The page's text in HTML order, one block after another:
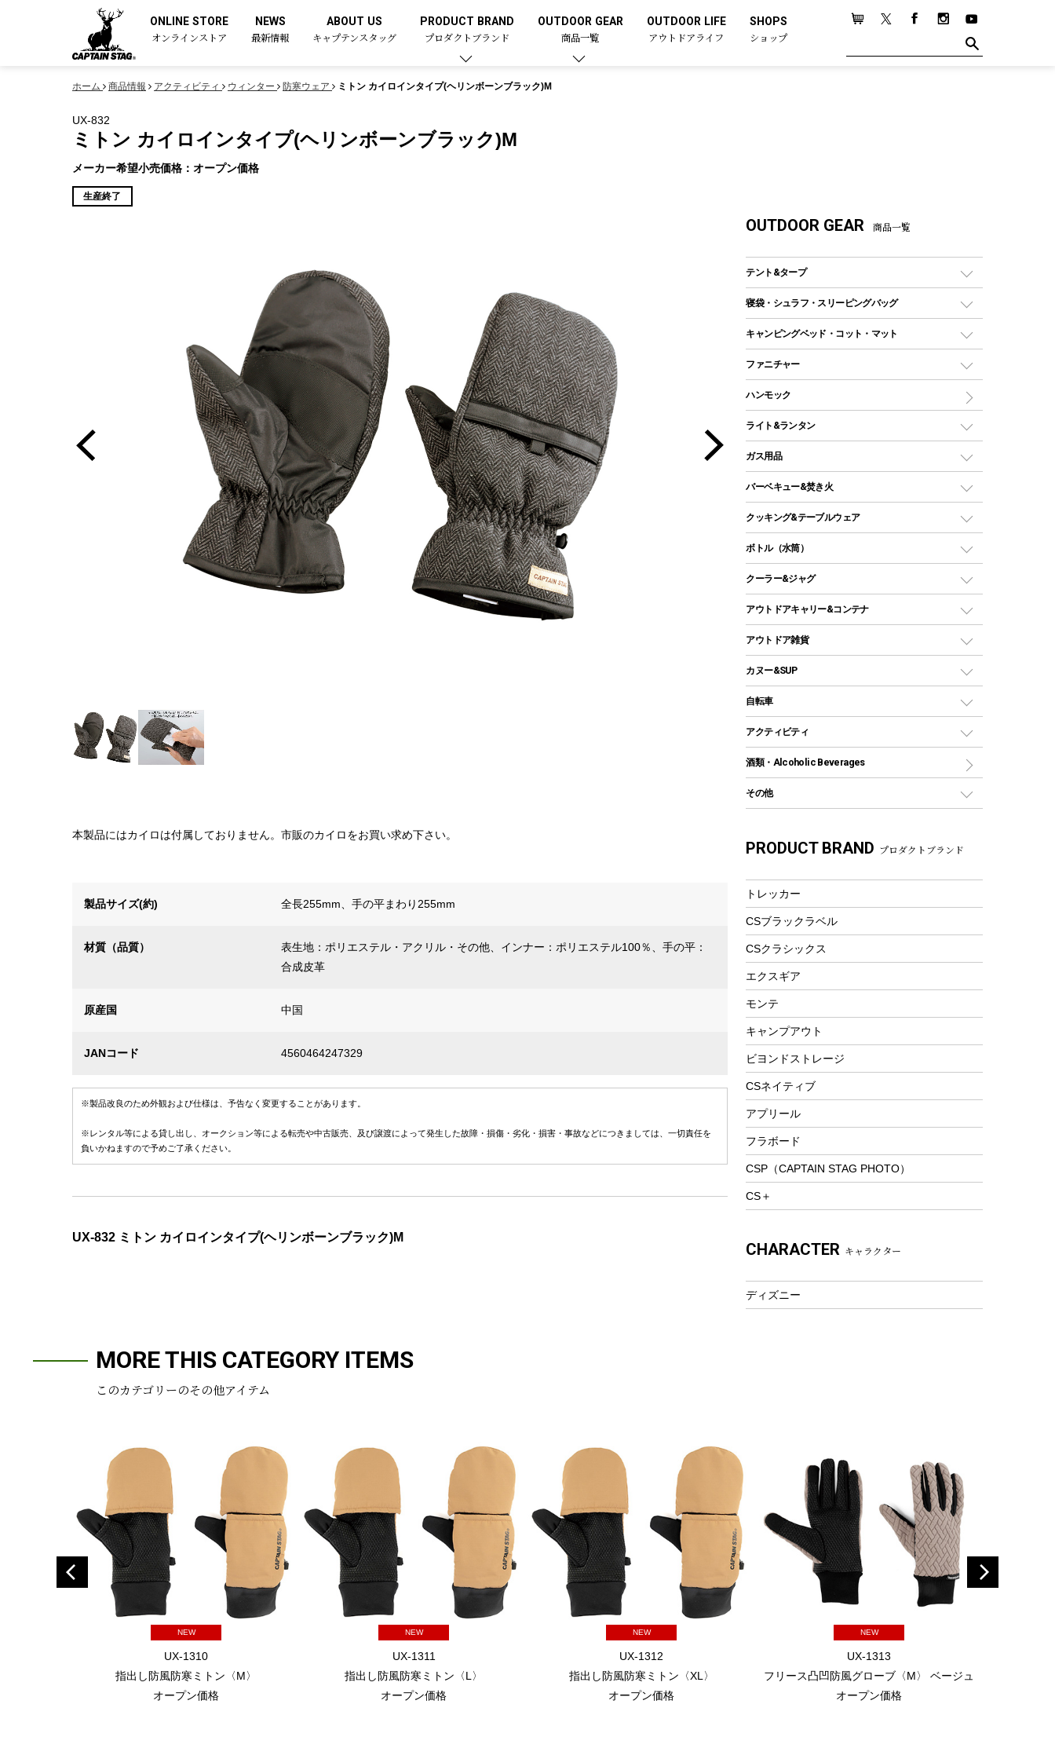
ONLINE STORE
オンラインストア
NEWS
最新情報
ABOUT US
キャプテンスタッグ
PRODUCT BRAND
プロダクトブランド
OUTDOOR GEAR
商品一覧
OUTDOOR LIFE
アウトドアライフ
SHOPS
ショップ
ホーム 商品情報 アクティビティ ウィンター 防寒ウェア ミトン カイロインタイプ(ヘリンボーンブラック)M
UX-832
ミトン カイロインタイプ(ヘリンボーンブラック)M
メーカー希望小売価格：オープン価格
生産終了
本製品にはカイロは付属しておりません。市販のカイロをお買い求め下さい。
製品サイズ(約) 全長255mm、手の平まわり255mm
材質（品質）
表生地：ポリエステル・アクリル・その他、インナー：ポリエステル100％、手の平：
合成皮革
原産国 中国
JANコード 4560464247329
※製品改良のため外観および仕様は、予告なく変更することがあります。
※レンタル等による貸し出し、オークション等による転売や中古販売、及び譲渡によって発生した故障・損傷・劣化・損害・事故などにつきましては、一切責任を
負いかねますので予めご了承ください。
UX-832 ミトン カイロインタイプ(ヘリンボーンブラック)M
OUTDOOR GEAR 商品一覧
テント&タープ
テント
ツールームテント
ワンポールテント
シェルターテント
ソロテント
ロッジ型・オリジナルテント
タープ
スクエアタープ（レクタタープ）
メッシュタープ
自立式タープ
パラソル
テントアクセサリー
ペグ
ポール
グランドシート
ツール
寝袋・シュラフ・スリーピングバッグ
レクタングラー型（封筒型）シュラフ
インナーシュラフ
キャンピングベッド・コット・マット
キャンピングベッド・コット
インフレータブルマット
ファニチャー
アウトドアテーブル
レジャーシート
ハンモック
ライト&ランタン
LEDランタン
ガスランタン
オイルランタン
LEDライト
ヘッドライト
キャンドル
ガス用品
ガスバーナー
ガス缶
ガストーチ、ライター
バーベキュー&焚き火
バーベキューコンロ、グリル
焚き火台タイプ（ロースタイル）グリル
卓上タイプグリル
パーティータイプグリル
ソロキャンプ用グリル
鉄板、アミ
焚き火台&ストーブ
火起こし
バーベキューツール
燃料・着火剤・炭
クッキング&テーブルウェア
ダッチオーブン
ホットサンドメーカー
クッカーセット
シェラカップ
クッキングツール
ナイフ
カトラリー
マグカップ、カップ
フードボトル
コーヒー&ミル
トレー
ランチョンマット
ランチボックス
ピクニックセット
ボトル（水筒）
ステンレスボトル
コップ付きタイプ
ワンタッチタイプ
プラスチックボトル
ディズニーボトル
クーラー&ジャグ
クーラーボックス
クーラーバッグ
ウォータージャグ
保冷剤
アウトドアキャリー&コンテナ
アウトドアキャリー
アウトドア雑貨
バックパック&バッグ
リュック、バックパック
トートバッグ、サコッシュ
ショッピングキャリー
その他アウトドア雑貨
レイン
ツール、他
カヌー&SUP
インフレータブル
カヤック
パドル
ヘルメット
アクセサリー
自転車
折りたたみ自転車
スポーツサイクル
シティサイクル
自転車用アクセサリー
自転車ウェア
アクティビティ
マリン
ラッシュガード
テント
フローティングベスト
ヘルメット
エアーポンプ
ウィンター
防寒ウェア
ツール&アクセサリー
トレッキング
トレッキングステッキ
プレイグッズ
ウェルネス
フィットネス
アクセサリー
酒類・Alcoholic Beverages
その他
湯たんぽ
PRODUCT BRAND プロダクトブランド
トレッカー
CSブラックラベル
CSクラシックス
エクスギア
モンテ
キャンプアウト
ビヨンドストレージ
CSネイティブ
アプリール
フラボード
CSP（CAPTAIN STAG PHOTO）
CS＋
CHARACTER キャラクター
ディズニー
MORE THIS CATEGORY ITEMS
このカテゴリーのその他アイテム
NEW
UX-1310
指出し防風防寒ミトン〈M〉
オープン価格
NEW
UX-1311
指出し防風防寒ミトン〈L〉
オープン価格
NEW
UX-1312
指出し防風防寒ミトン〈XL〉
オープン価格
NEW
UX-1313
フリース凸凹防風グローブ〈M〉 ベージュ
オープン価格